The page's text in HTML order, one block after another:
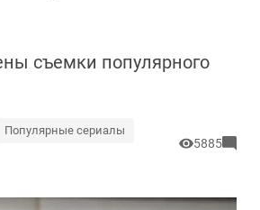
съемки популярного
Популярные сериалы
5885